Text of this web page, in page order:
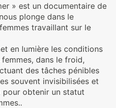
» est un documentaire de
plonge dans le
travaillant sur le
en lumière les conditions
dans le froid,
des tâches pénibles
souvent invisibilisées et
pour obtenir un statut